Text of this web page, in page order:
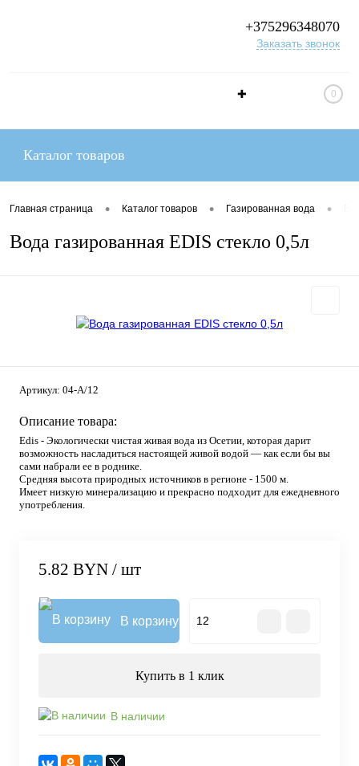
+375296348070
Заказать звонок
✚ 0
Каталог товаров
Главная страница • Каталог товаров • Газированная вода •
Вода газированная EDIS стекло 0,5л
Артикул: 04-А/12
Описание товара:
Edis - Экологически чистая живая вода из Осетии, которая дарит
возможность насладиться настоящей живой водой — как если бы вы
сами набрали ее в роднике.
Средняя высота природных источников в регионе - 1500 м.
Имеет низкую минерализацию и прекрасно подходит для ежедневного
употребления.
5.82 BYN / шт
В корзину
Купить в 1 клик
В наличии